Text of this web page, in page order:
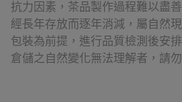
抗力因素，茶品製作過程難以盡
經長年存放而逐年消減，屬自然
包裝為前提，進行品質檢測後安
倉儲之自然變化無法理解者，請勿